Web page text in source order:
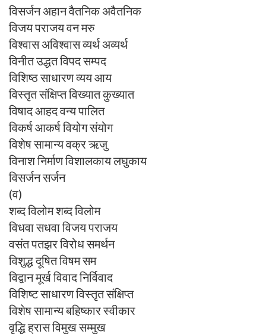
विसर्जन अहान वैतनिक अवैतनिक
विजय पराजय वन मरु
विश्वास अविश्वास व्यर्थ अव्यर्थ
विनीत उद्धत विपद सम्पद
विशिष्ठ साधारण व्यय आय
विस्तृत संक्षिप्त विख्यात कुख्यात
विषाद आहद वन्य पालित
विकर्ष आकर्ष वियोग संयोग
विशेष सामान्य वक्र ऋजु
विनाश निर्माण विशालकाय लघुकाय
विसर्जन सर्जन
(व)
शब्द विलोम शब्द विलोम
विधवा सधवा विजय पराजय
वसंत पतझर विरोध समर्थन
विशुद्ध दूषित विषम सम
विद्वान मूर्ख विवाद निर्विवाद
विशिष्ट साधारण विस्तृत संक्षिप्त
विशेष सामान्य बहिष्कार स्वीकार
वृद्धि ह्रास विमुख सम्मुख